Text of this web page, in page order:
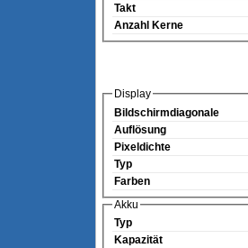
Takt
Anzahl Kerne
Display
Bildschirmdiagonale
Auflösung
Pixeldichte
Typ
Farben
Akku
Typ
Kapazität